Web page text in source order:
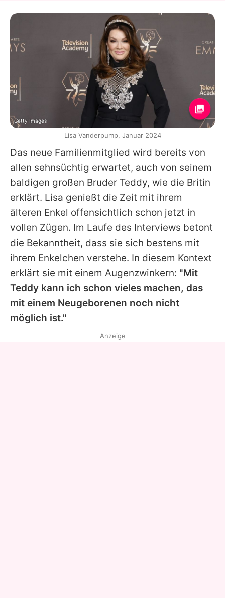
Das neue Familienmitglied wird bereits von
allen sehnsüchtig erwartet, auch von seinem
baldigen großen Bruder Teddy, wie die Britin
erklärt. Lisa genießt die Zeit mit ihrem
älteren Enkel offensichtlich schon jetzt in
vollen Zügen. Im Laufe des Interviews betont
die Bekanntheit, dass sie sich bestens mit
ihrem Enkelchen verstehe. In diesem Kontext
erklärt sie mit einem Augenzwinkern: "Mit
Teddy kann ich schon vieles machen, das
mit einem Neugeborenen noch nicht
möglich ist."
Getty Images
Lisa Vanderpump, Januar 2024
Anzeige